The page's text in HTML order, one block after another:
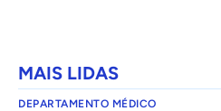
MAIS LIDAS
DEPARTAMENTO MÉDICO